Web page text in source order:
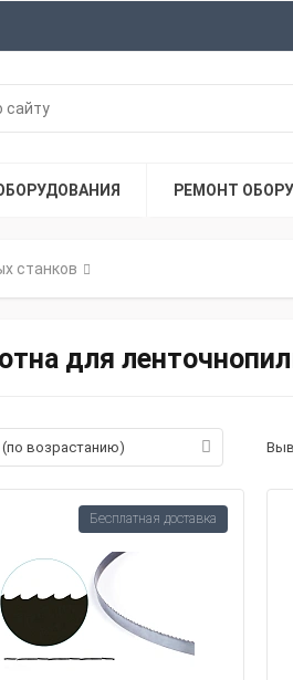
РЕМОНТ
станков
для
(по возрастанию)
Бесплатная доставка